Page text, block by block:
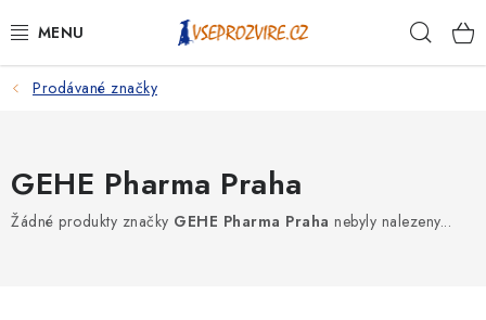
na
PSIProdávané značky
GEHE Pharma Praha
Žádné produkty značky GEHE Pharma Praha nebyly nalezeny...